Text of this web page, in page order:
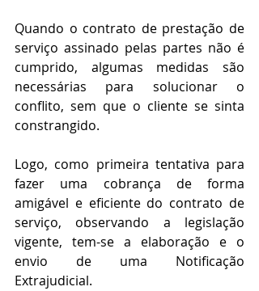
Quando o contrato de prestação de
serviço assinado pelas partes não é
cumprido, algumas medidas são
necessárias para solucionar o
conflito, sem que o cliente se sinta
constrangido.
Logo, como primeira tentativa para
fazer uma cobrança de forma
amigável e eficiente do contrato de
serviço, observando a legislação
vigente, tem-se a elaboração e o
envio de uma Notificação
Extrajudicial.